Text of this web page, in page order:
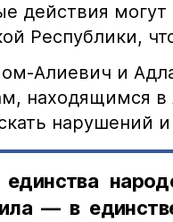
действия могут
Республики,
Алиевич и
находящимся в
нарушений
— в